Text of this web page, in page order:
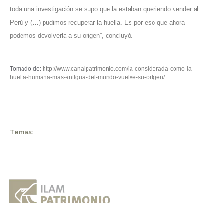
toda una investigación se supo que la estaban queriendo vender al
Perú y (…) pudimos recuperar la huella. Es por eso que ahora
podemos devolverla a su origen”, concluyó.
Tomado de: http://www.canalpatrimonio.com/la-considerada-como-la-
huella-humana-mas-antigua-del-mundo-vuelve-su-origen/
Temas: